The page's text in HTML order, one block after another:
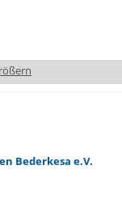
Bederkesa e.V.